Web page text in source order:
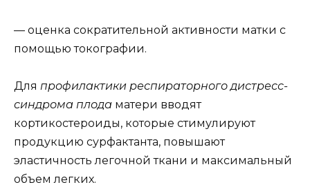
— оценка сократительной активности матки с
помощью токографии.
Для профилактики респираторного дистресс-
синдрома плода матери вводят
кортикостероиды, которые стимулируют
продукцию сурфактанта, повышают
эластичность легочной ткани и максимальный
объем легких.